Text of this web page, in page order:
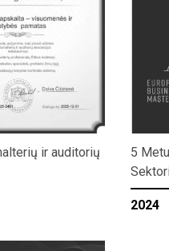
ir auditorių
5
2024